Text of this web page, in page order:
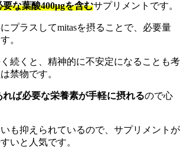
な葉酸400μgを含むサプリメントです。
プラスしてmitasを摂ることで、必要量
。
続くと、精神的に不安定になることも考
禁物です。
れば必要な栄養素が手軽に摂れるので心
も抑えられているので、サプリメントが
いと人気です。